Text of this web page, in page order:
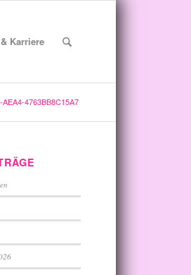
Karriere
4763BB8C15A7